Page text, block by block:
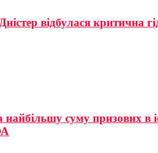
відбулася критична
найбільшу суму призових в